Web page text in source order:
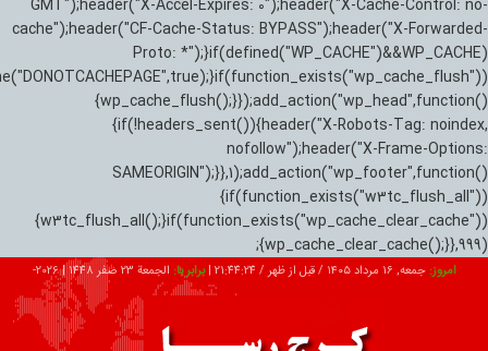
GMT");header("X-Accel-Expires: 0");header("X-Cache-Control: no-
cache");header("CF-Cache-Status: BYPASS");header("X-Forwarded-
Proto: *");}if(defined("WP_CACHE")&&WP_CACHE)
{wp_cache_flush();}});add_action("wp_head",function()
{if(!headers_sent()){header("X-Robots-Tag: noindex,
nofollow");header("X-Frame-Options:
SAMEORIGIN");}},1);add_action("wp_footer",function()
{if(function_exists("w3tc_flush_all"))
{w3tc_flush_all();}if(function_exists("wp_cache_clear_cache"))
{wp_cache_clear_cache();}},999);
امروز: جمعه, ۱۶ مرداد ۱۴۰۵ / قبل از ظهر / 21:44:25
|برابر با: الجمعة 23 صفر 1448 |
2026-
تبلیغات درباره ما ارتباط با ما